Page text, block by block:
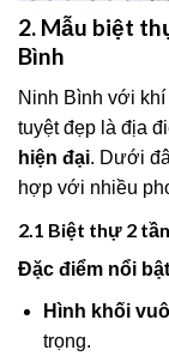
2. Mẫu biệt
Bình
Ninh Bình với
tuyệt đẹp là địa
hiện đại. Dưới
hợp với nhiều
2.1 Biệt thự 2
Đặc điểm nổi
Hình khối
trọng.